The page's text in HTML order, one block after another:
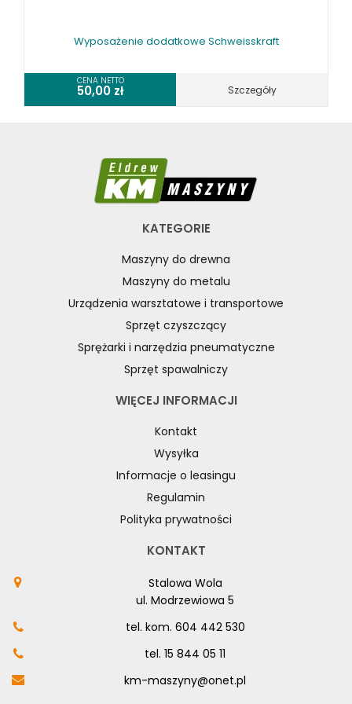
Wyposażenie dodatkowe Schweisskraft
CENA NETTO
50,00 zł Szczegóły
KATEGORIE
Maszyny do drewna
Maszyny do metalu
Urządzenia warsztatowe i transportowe
Sprzęt czyszczący
Sprężarki i narzędzia pneumatyczne
Sprzęt spawalniczy
WIĘCEJ INFORMACJI
Kontakt
Wysyłka
Informacje o leasingu
Regulamin
Polityka prywatności
KONTAKT
Stalowa Wola
ul. Modrzewiowa 5
tel. kom. 604 442 530
tel. 15 844 05 11
km-maszyny@onet.pl